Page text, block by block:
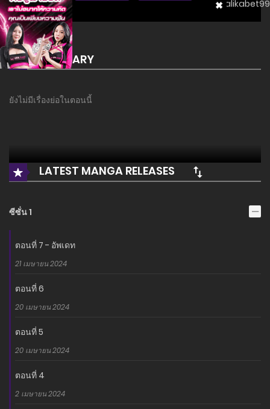
SUMMARY
ยังไม่มีเรื่องย่อในตอนนี้
LATEST MANGA RELEASES
ซีซั่น 1
ตอนที่ 7 - อัพเดท
21 เมษายน 2024
ตอนที่ 6
20 เมษายน 2024
ตอนที่ 5
20 เมษายน 2024
ตอนที่ 4
2 เมษายน 2024